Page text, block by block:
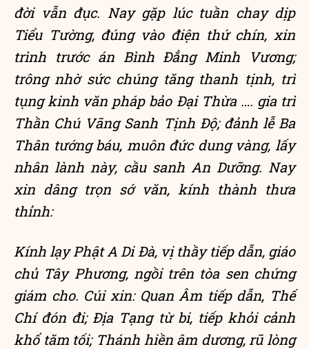
đời vẫn đục. Nay gặp lúc tuần chay dịp
Tiểu Tường, đúng vào điện thứ chín, xin
trình trước án Bình Đẳng Minh Vương;
trông nhờ sức chúng tăng thanh tịnh, trì
tụng kinh văn pháp bảo Đại Thừa …. gia trì
Thần Chú Vãng Sanh Tịnh Độ; đảnh lễ Ba
Thân tướng báu, muôn đức dung vàng, lấy
nhân lành này, cầu sanh An Dưỡng. Nay
xin dâng trọn sớ văn, kính thành thưa
thỉnh:
Kính lạy Phật A Di Đà, vị thầy tiếp dẫn, giáo
chủ Tây Phương, ngồi trên tòa sen chứng
giám cho. Cúi xin: Quan Âm tiếp dẫn, Thế
Chí đón đi; Địa Tạng từ bi, tiếp khỏi cảnh
khổ tăm tối; Thánh hiền âm dương, rũ lòng